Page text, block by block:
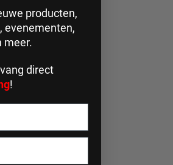
producten,
evenementen,
meer.
direct
!